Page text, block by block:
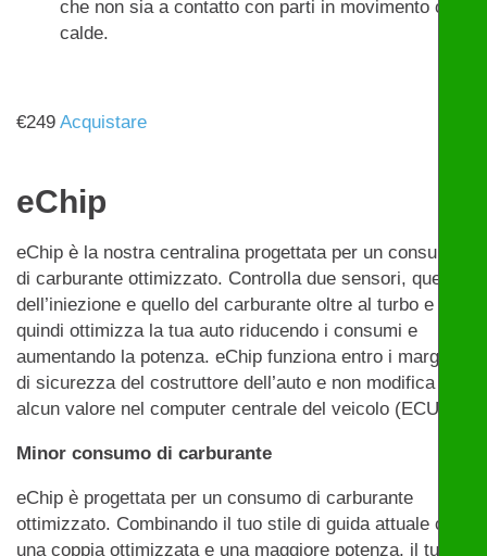
che non sia a contatto con parti in movimento o
calde.
€249 Acquistare
eChip
eChip è la nostra centralina progettata per un consumo
di carburante ottimizzato. Controlla due sensori, quello
dell’iniezione e quello del carburante oltre al turbo e
quindi ottimizza la tua auto riducendo i consumi e
aumentando la potenza. eChip funziona entro i margini
di sicurezza del costruttore dell’auto e non modifica
alcun valore nel computer centrale del veicolo (ECU).
Minor consumo di carburante
eChip è progettata per un consumo di carburante
ottimizzato. Combinando il tuo stile di guida attuale con
una coppia ottimizzata e una maggiore potenza, il tuo